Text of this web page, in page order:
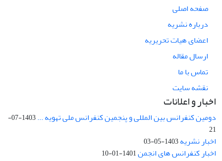
صفحه اصلی
درباره نشریه
اعضای هیات تحریریه
ارسال مقاله
تماس با ما
نقشه سایت
اخبار و اعلانات
دومین کنفرانس بین المللی و پنجمین کنفرانس ملی تهویه ...
1403-07-
21
اخبار نشریه1403-05-03
اخبار کنفرانس های انجمن1401-01-10